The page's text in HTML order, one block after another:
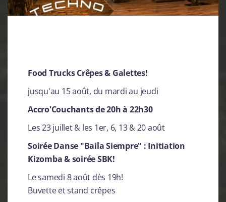
PARC ACCROBRANCHE &
MULTI-LOISIRS FORÊT
ADRÉNALINE CARNAC
NOS ATTRACTIONS
Food Trucks Crêpes & Galettes!
jusqu'au 15 août, du mardi au jeudi
Accro'Couchants de 20h à 22h30
Les 23 juillet & les 1er, 6, 13 & 20 août
Soirée Danse "Baila Siempre" : Initiation
Kizomba & soirée SBK!
Le samedi 8 août dès 19h!
Buvette et stand crêpes